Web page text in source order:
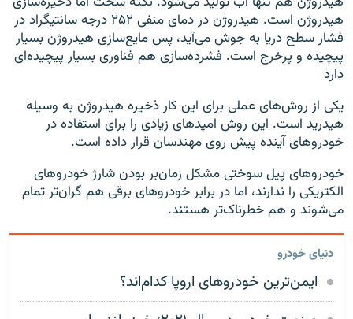
هیدروژن است. هیدروژن در دمای منفی ۲۵۲ درجه سانتیگراد در
فشار سطح دریا به جوش می‌آید، پس مایع‌سازی هیدروژن بسیار
پیچیده و پرخرج است. فشرده‌سازی هم فناوری بسیار پیچیده‌ای
دارد
یکی از روش‌های عملی برای این کار ذخیره هیدروژن به وسیله
هیدرید است. این روش امیدهای زیادی را برای استفاده در
خودروهای آینده پیش روی مهندسان قرار داده است.
خودروهای پیل سوختی مشکل زمان‌بر بودن شارژ خودروهای
الکتریکی را ندارند، اما در برابر خودروهای برقی هم گران‌تر تمام
می‌شوند و هم خطرناک‌تر هستند.
دنیای خودرو
ایمن‌ترین خودروهای اروپا کدام‌اند؟